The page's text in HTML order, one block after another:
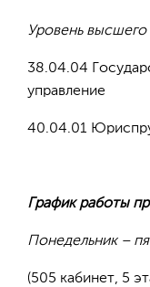
Уровень высшего
38.04.04
управление
40.04.01
График работы
Понедельник –
(505 кабинет, 5